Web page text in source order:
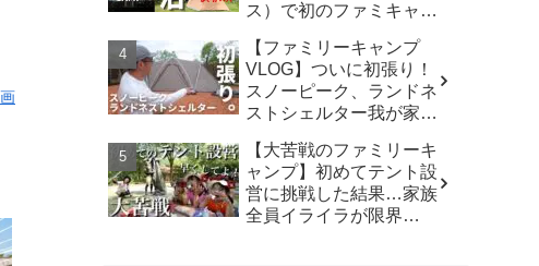
ス）で初のファミキャ
まさかの穴。 -
KIMIDORI
【ファミリーキャンプ
VLOG】ついに初張り！
スノーピーク、ランドネ
ストシェルター我が家で
アビルキャンプリゾート
那須／LUMIX S5IIX - パ
パハキット アウトドア
VLOG
【大苦戦のファミリーキ
ャンプ】初めてテント設
営に挑戦した結果…家族
全員イライラが限界